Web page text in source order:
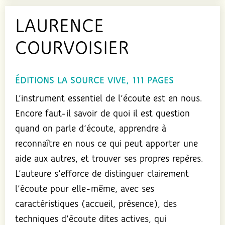
l'écoute
LAURENCE
COURVOISIER
ÉDITIONS LA SOURCE VIVE, 111 PAGES
L’instrument essentiel de l’écoute est en nous.
Encore faut-il savoir de quoi il est question
quand on parle d’écoute, apprendre à
reconnaître en nous ce qui peut apporter une
aide aux autres, et trouver ses propres repères.
L’auteure s’efforce de distinguer clairement
l’écoute pour elle-même, avec ses
caractéristiques (accueil, présence), des
techniques d’écoute dites actives, qui